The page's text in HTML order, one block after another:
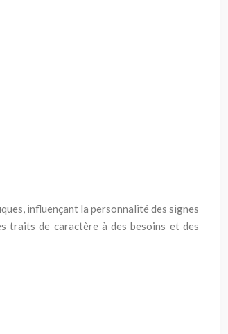
influençant la personnalité des signes
traits de caractère à des besoins et des